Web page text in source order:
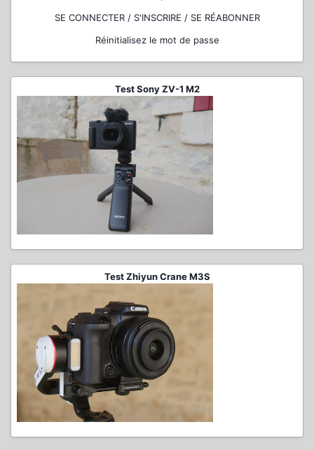
SE CONNECTER / S'INSCRIRE / SE RÉABONNER
Réinitialisez le mot de passe
Test Sony ZV-1 M2
Test Zhiyun Crane M3S